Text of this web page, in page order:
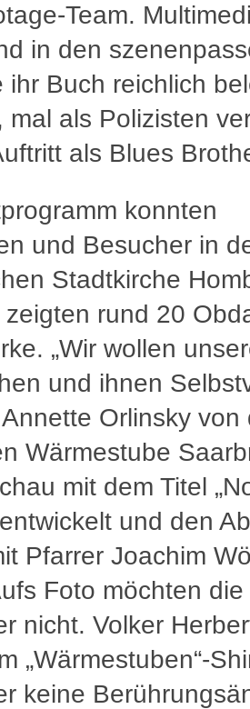
Team.
in den
ihr Buch reichlich
mal als Polizisten
als Blues
konnten
und Besucher in
Stadtkirche
rund 20
„Wir wollen
und ihnen
Orlinsky von
Wärmestube
mit dem Titel
und den
Pfarrer Joachim
Foto möchten
nicht. Volker
„Wärmestuben“-
keine